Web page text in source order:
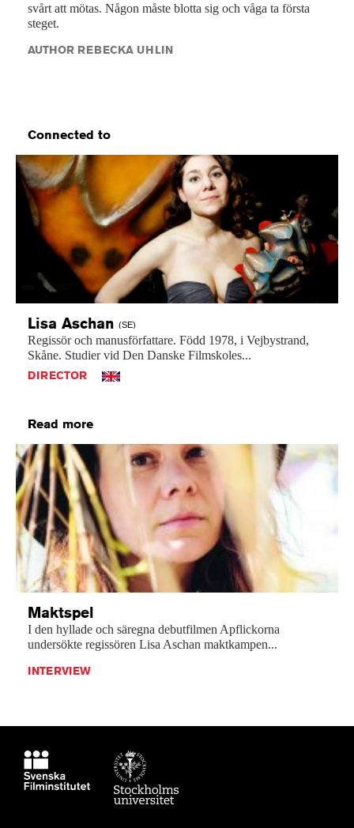
svårt att mötas. Någon måste blotta sig och våga ta första
steget.
AUTHOR REBECKA UHLIN
Connected to
Lisa Aschan (SE)
Regissör och manusförfattare. Född 1978, i Vejbystrand,
Skåne. Studier vid Den Danske Filmskoles...
DIRECTOR
Read more
Maktspel
I den hyllade och säregna debutfilmen Apflickorna
undersökte regissören Lisa Aschan maktkampen...
INTERVIEW